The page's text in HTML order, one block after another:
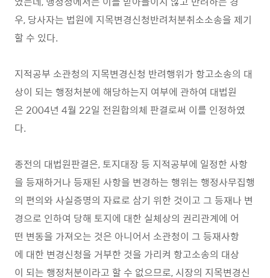
우, 당사자는 법원에 지목변경신청반려처분취소소송을 제기
할 수 있다.
지적공부 소관청의 지목변경신청 반려행위가 항고소송의 대
상이 되는 행정처분에 해당하는지 여부에 관하여 대법원
은 2004년 4월 22일 전원합의체 판결로써 이를 인정하였
다.
종전의 대법원판결은, 토지대장 등 지적공부에 일정한 사항
을 등재하거나 등재된 사항을 변경하는 행위는 행정사무집행
의 편의와 사실증명의 자료로 삼기 위한 것이고 그 등재나 변
경으로 인하여 당해 토지에 대한 실체상의 권리관계에 어
떤 변동을 가져오는 것은 아니어서 소관청이 그 등재사항
에 대한 변경신청을 거부한 것을 가리켜 항고소송의 대상
이 되는 행정처분이라고 할 수 없으므로, 시장의 지목변경신